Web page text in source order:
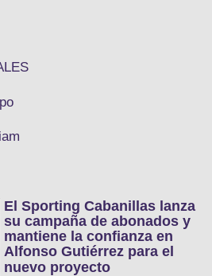
El Sporting Cabanillas lanza
su campaña de abonados y
mantiene la confianza en
Alfonso Gutiérrez para el
nuevo proyecto